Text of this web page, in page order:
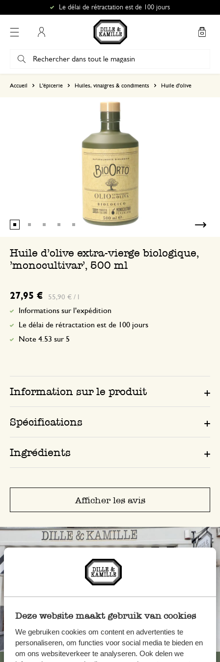
Deze website maakt gebruik van cookies
We gebruiken cookies om content en advertenties te
personaliseren, om functies voor social media te bieden en
om ons websiteverkeer te analyseren. Ook delen we
Le délai de rétractation est de 100 jours
Accueil L'épicerie Huiles, vinaigres & condiments Huile d'olive
Huile d'olive extra-vierge biologique,
'monocultivar', 500 ml
27,95 € 55,90 € / l
Informations sur l'expédition
Le délai de rétractation est de 100 jours
Note 4.53 sur 5
Information sur le produit
Spécifications
Ingrédients
Afficher les avis
Toujours à proximité
1
Pas encore goûté
3 mars 2026